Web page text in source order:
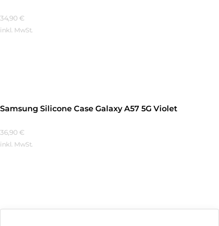
34,90 €
inkl. MwSt.
Samsung Silicone Case Galaxy A57 5G Violet
36,90 €
inkl. MwSt.